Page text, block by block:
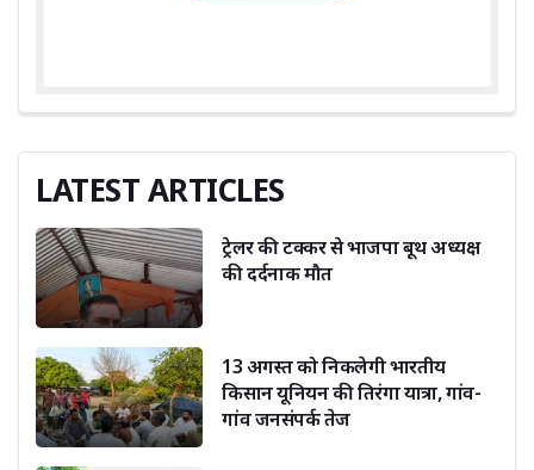
LATEST ARTICLES
ट्रेलर की टक्कर से भाजपा बूथ अध्यक्ष
की दर्दनाक मौत
13 अगस्त को निकलेगी भारतीय
किसान यूनियन की तिरंगा यात्रा, गांव-
गांव जनसंपर्क तेज